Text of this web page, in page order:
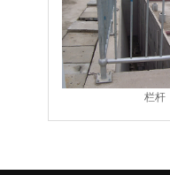
栏杆